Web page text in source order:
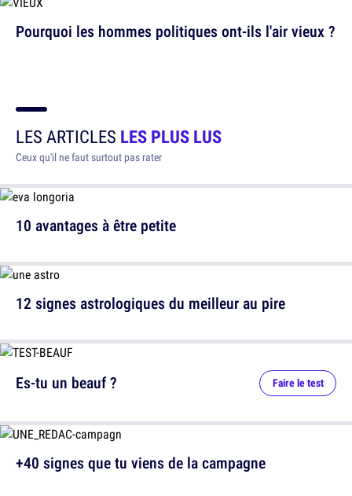
Pourquoi les hommes politiques ont-ils l'air vieux ?
LES ARTICLES LES PLUS LUS
Ceux qu'il ne faut surtout pas rater
10 avantages à être petite
12 signes astrologiques du meilleur au pire
Es-tu un beauf ? Faire le test
+40 signes que tu viens de la campagne